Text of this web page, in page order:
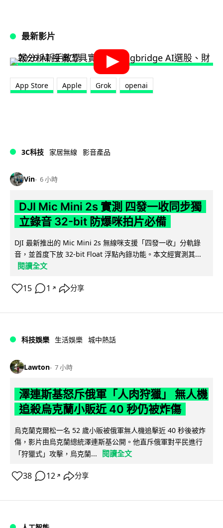
最新影片
App Store Apple Grok openai
3C科技 家居無線 影音產品
Vin 6 小時
DJI Mic Mini 2s 實測 四發一收同步獨
立錄音 32-bit 防爆咪拍片必備
DJI 最新推出的 Mic Mini 2s 無線咪支援「四發一收」分軌錄
音，並首度下放 32-bit Float 浮點內錄功能。本文經實測其...
閱讀全文
15 1 ↗ 分享
科技娛樂 生活娛樂 城中熱話
Lawton 7 小時
澤連斯基怒斥俄軍「人肉狩獵」 無人機
追殺烏克蘭小販近 40 秒仍被炸傷
烏克蘭克爾松一名 52 歲小販被俄軍無人機追擊近 40 秒後被炸
傷，影片由烏克蘭總統澤連斯基公開。他直斥俄軍對平民進行
「狩獵式」攻擊，烏克蘭...
閱讀全文
38 12 ↗ 分享